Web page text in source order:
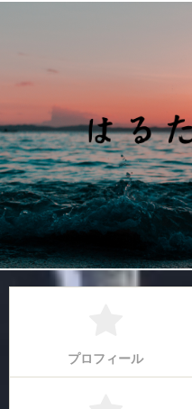
プロフィール